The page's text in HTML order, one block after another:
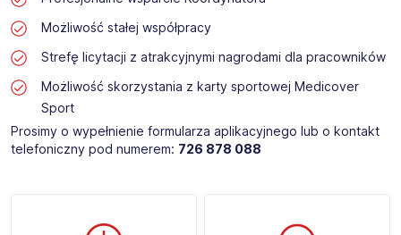
Możliwość stałej współpracy
Strefę licytacji z atrakcyjnymi nagrodami dla pracowników
Możliwość skorzystania z karty sportowej Medicover
Sport
Prosimy o wypełnienie formularza aplikacyjnego lub o kontakt
telefoniczny pod numerem: 726 878 088 ​​